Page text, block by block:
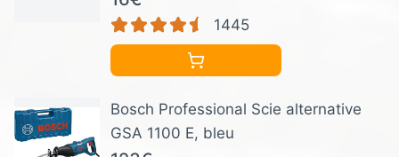
Traitement HardPoint - Lame en Acier
- Poignée Bi matière - Traçage À 45°
et 90
1445
Bosch Professional Scie alternative
GSA 1100 E, bleu